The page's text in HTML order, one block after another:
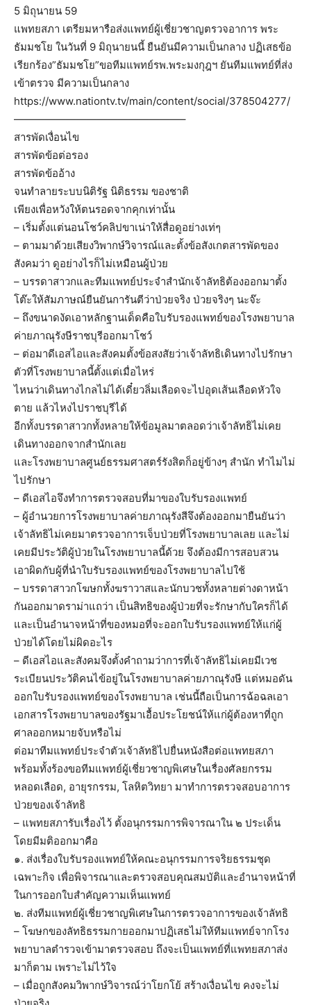
5 มิถุนายน 59
แพทยสภา เตรียมหารือส่งแพทย์ผู้เชี่ยวชาญตรวจอาการ พระ
ธัมมชโย ในวันที่ 9 มิถุนายนนี้ ยืนยันมีความเป็นกลาง ปฏิเสธข้อ
เรียกร้อง”ธัมมชโย”ขอทีมแพทย์รพ.พระมงกุฎฯ ยันทีมแพทย์ที่ส่ง
เข้าตรวจ มีความเป็นกลาง
https://www.nationtv.tv/main/content/social/378504277/
————————————————–
สารพัดเงื่อนไข
สารพัดข้อต่อรอง
สารพัดข้ออ้าง
จนทำลายระบบนิติรัฐ นิติธรรม ของชาติ
เพียงเพื่อหวังให้ตนรอดจากคุกเท่านั้น
– เริ่มตั้งแต่นอนโชว์คลิปขาเน่าให้สื่อดูอย่างเท่ๆ
– ตามมาด้วยเสียงวิพากษ์วิจารณ์และตั้งข้อสังเกตสารพัดของ
สังคมว่า ดูอย่างไรก็ไม่เหมือนผู้ป่วย
– บรรดาสาวกและทีมแพทย์ประจำสำนักเจ้าลัทธิต้องออกมาตั้ง
โต๊ะให้สัมภาษณ์ยืนยันการันตีว่าป่วยจริง ป่วยจริงๆ นะจ๊ะ
– ถึงขนาดงัดเอาหลักฐานเด็ดคือใบรับรองแพทย์ของโรงพยาบาล
ค่ายภาณุรังษีราชบุรีออกมาโชว์
– ต่อมาดีเอสไอและสังคมตั้งข้อสงสัยว่าเจ้าลัทธิเดินทางไปรักษา
ตัวที่โรงพยาบาลนี้ตั้งแต่เมื่อไหร่
ไหนว่าเดินทางไกลไม่ได้เดี๋ยวลิ่มเลือดจะไปอุดเส้นเลือดหัวใจ
ตาย แล้วไหงไปราชบุรีได้
อีกทั้งบรรดาสาวกทั้งหลายให้ข้อมูลมาตลอดว่าเจ้าลัทธิไม่เคย
เดินทางออกจากสำนักเลย
และโรงพยาบาลศูนย์ธรรมศาสตร์รังสิตก็อยู่ข้างๆ สำนัก ทำไมไม่
ไปรักษา
– ดีเอสไอจึงทำการตรวจสอบที่มาของใบรับรองแพทย์
– ผู้อำนวยการโรงพยาบาลค่ายภาณุรังสีจึงต้องออกมายืนยันว่า
เจ้าลัทธิไม่เคยมาตรวจอาการเจ็บป่วยที่โรงพยาบาลเลย และไม่
เคยมีประวัติผู้ป่วยในโรงพยาบาลนี้ด้วย จึงต้องมีการสอบสวน
เอาผิดกับผู้ที่นำใบรับรองแพทย์ของโรงพยาบาลไปใช้
– บรรดาสาวกโฆษกทั้งฆราวาสและนักบวชทั้งหลายต่างดาหน้า
กันออกมาดราม่าแถว่า เป็นสิทธิของผู้ป่วยที่จะรักษากับใครก็ได้
และเป็นอำนาจหน้าที่ของหมอที่จะออกใบรับรองแพทย์ให้แก่ผู้
ป่วยได้โดยไม่ผิดอะไร
– ดีเอสไอและสังคมจึงตั้งคำถามว่าการที่เจ้าลัทธิไม่เคยมีเวช
ระเบียนประวัติคนไข้อยู่ในโรงพยาบาลค่ายภาณุรังษี แต่หมอดัน
ออกใบรับรองแพทย์ของโรงพยาบาล เช่นนี้ถือเป็นการฉ้อฉลเอา
เอกสารโรงพยาบาลของรัฐมาเอื้อประโยชน์ให้แก่ผู้ต้องหาที่ถูก
ศาลออกหมายจับหรือไม่
ต่อมาทีมแพทย์ประจำตัวเจ้าลัทธิไปยื่นหนังสือต่อแพทยสภา
พร้อมทั้งร้องขอทีมแพทย์ผู้เชี่ยวชาญพิเศษในเรื่องศัลยกรรม
หลอดเลือด, อายุรกรรม, โลหิตวิทยา มาทำการตรวจสอบอาการ
ป่วยของเจ้าลัทธิ
– แพทยสภารับเรื่องไว้ ตั้งอนุกรรมการพิจารณาใน ๒ ประเด็น
โดยมีมติออกมาคือ
๑. ส่งเรื่องใบรับรองแพทย์ให้คณะอนุกรรมการจริยธรรมชุด
เฉพาะกิจ เพื่อพิจารณาและตรวจสอบคุณสมบัติและอำนาจหน้าที่
ในการออกใบสำคัญความเห็นแพทย์
๒. ส่งทีมแพทย์ผู้เชี่ยวชาญพิเศษในการตรวจอาการของเจ้าลัทธิ
– โฆษกของลัทธิธรรมกายออกมาปฏิเสธไม่ให้ทีมแพทย์จากโรง
พยาบาลตำรวจเข้ามาตรวจสอบ ถึงจะเป็นแพทย์ที่แพทยสภาส่ง
มาก็ตาม เพราะไม่ไว้ใจ
– เมื่อถูกสังคมวิพากษ์วิจารณ์ว่าโยกโย้ สร้างเงื่อนไข คงจะไม่